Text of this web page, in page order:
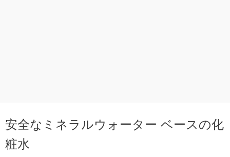
安全なミネラルウォーター ベースの化
粧水